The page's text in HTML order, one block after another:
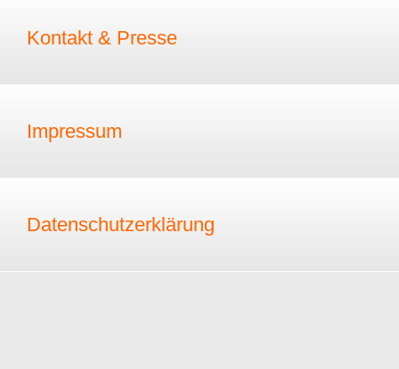
Kontakt & Presse
Impressum
Datenschutzerklärung